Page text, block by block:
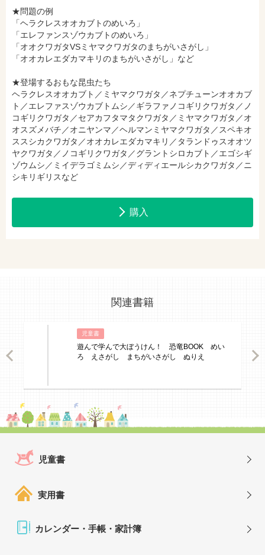
★問題の例
「ヘラクレスオオカブトのめいろ」
「エレファンスゾウカブトのめいろ」
「オオクワガタVSミヤマクワガタのまちがいさがし」
「オオカレエダカマキリのまちがいさがし」など
★登場するおもな昆虫たち
ヘラクレスオオカブト／ミヤマクワガタ／ネプチューンオオカブ
ト／エレファスゾウカブトムシ／ギラファノコギリクワガタ／ノ
コギリクワガタ／セアカフタマタクワガタ／ミヤマクワガタ／オ
オスズメバチ／オニヤンマ／ヘルマンミヤマクワガタ／スペキオ
ススシカクワガタ／オオカレエダカマキリ／タランドゥスオオツ
ヤクワガタ／ノコギリクワガタ／グラントシロカブト／エゴシギ
ゾウムシ／ミイデラゴミムシ／ディディエールシカクワガタ／ニ
シキリギリスなど
購入
hontoで購入
関連書籍
児童書
遊んで学んで大ぼうけん！ 恐竜BOOK めい
ろ えさがし まちがいさがし ぬりえ
児童書
実用書
カレンダー・手帳・家計簿